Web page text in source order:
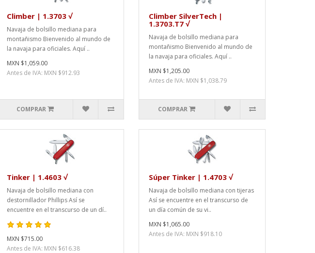
Climber | 1.3703 √
Navaja de bolsillo mediana para
montañismo Bienvenido al mundo de
la navaja para oficiales. Aquí ..
MXN $1,059.00
Antes de IVA: MXN $912.93
COMPRAR
Climber SilverTech |
1.3703.T7 √
Navaja de bolsillo mediana para
montañismo Bienvenido al mundo de
la navaja para oficiales. Aquí ..
MXN $1,205.00
Antes de IVA: MXN $1,038.79
COMPRAR
Tinker | 1.4603 √
Navaja de bolsillo mediana con
destornillador Phillips Así se
encuentre en el transcurso de un dí..
MXN $715.00
Antes de IVA: MXN $616.38
Súper Tinker | 1.4703 √
Navaja de bolsillo mediana con tijeras
Así se encuentre en el transcurso de
un día común de su vi..
MXN $1,065.00
Antes de IVA: MXN $918.10